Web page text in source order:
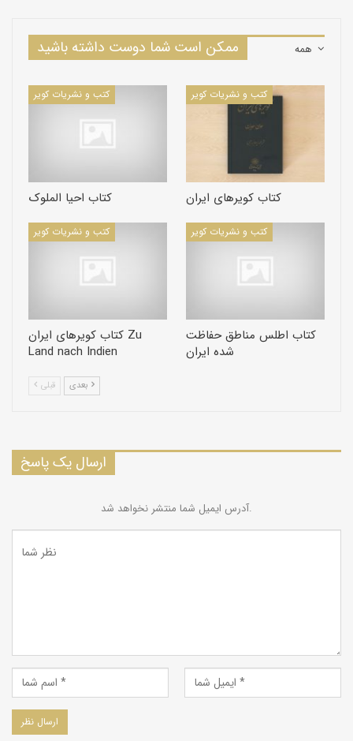
ممکن است شما دوست داشته باشید
کتب و نشریات کویر
کتاب احیا الملوک
کتب و نشریات کویر
کتاب کویرهای ایران
کتب و نشریات کویر
کتاب کویرهای ایران Zu
Land nach Indien
کتب و نشریات کویر
کتاب اطلس مناطق حفاظت
شده ایران
قبلی
ارسال یک پاسخ
آدرس ایمیل شما منتشر نخواهد شد.